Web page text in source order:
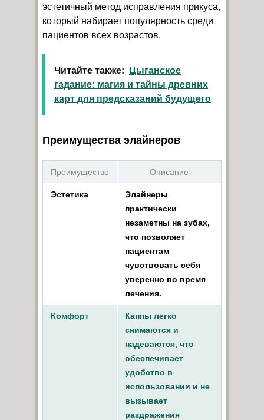
эстетичный метод исправления прикуса,
который набирает популярность среди
пациентов всех возрастов.
Читайте также:
Цыганское
гадание: магия и тайны древних
карт для предсказаний будущего
Преимущества элайнеров
Преимущество Описание
Эстетика
Элайнеры
практически
незаметны на зубах,
что позволяет
пациентам
чувствовать себя
уверенно во время
лечения.
Комфорт
Каппы легко
снимаются и
надеваются, что
обеспечивает
удобство в
использовании и не
вызывает
раздражения